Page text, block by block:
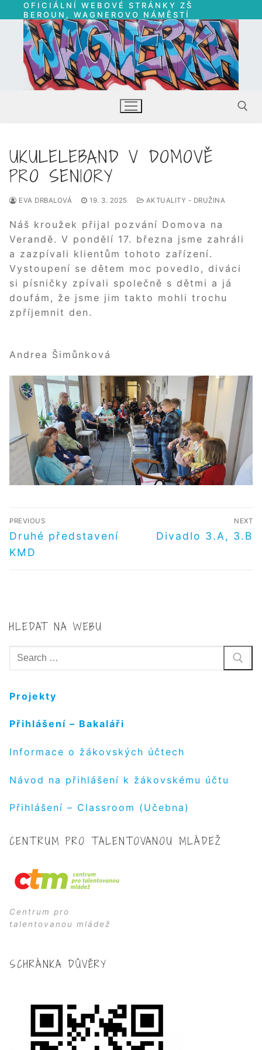
Přeskočit
na
obsah
OFICIÁLNÍ WEBOVÉ STRÁNKY ZŠ
BEROUN, WAGNEROVO NÁMĚSTÍ
Hledat:
UKULELEBAND V DOMOVĚ
PRO SENIORY
EVA DRBALOVÁ 19. 3. 2025 AKTUALITY - DRUŽINA
Náš kroužek přijal pozvání Domova na
Verandě. V pondělí 17. března jsme zahráli
a zazpívali klientům tohoto zařízení.
Vystoupení se dětem moc povedlo, diváci
si písničky zpívali společně s dětmi a já
doufám, že jsme jim takto mohli trochu
zpříjemnit den.
Andrea Šimůnková
NAVIGACE
PRO
PŘÍSPĚVEK
PREVIOUS
Předchozí
příspěvek
Druhé představení
KMD
NEXT
Další
Divadlo 3.A, 3.B
HLEDAT NA WEBU
Hledat:
Projekty
Přihlášení – Bakaláři
Informace o žákovských účtech
Návod na přihlášení k žákovskému účtu
Přihlášení – Classroom (Učebna)
CENTRUM PRO TALENTOVANOU MLÁDEŽ
Centrum pro
talentovanou mládež
SCHRÁNKA DŮVĚRY